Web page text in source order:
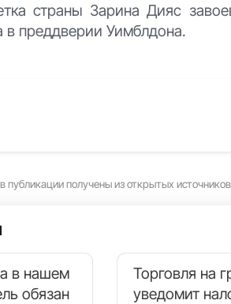
страны Зарина Дияс
в преддверии Уимблдона.
публикации получены из открытых
в нашем
обязан
Торговля на
уведомит